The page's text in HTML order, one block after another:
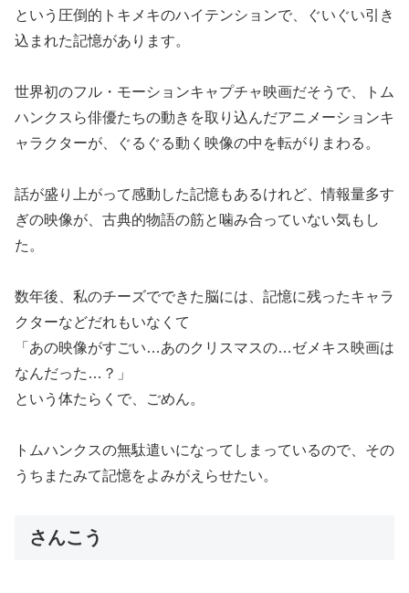
という圧倒的トキメキのハイテンションで、ぐいぐい引き
込まれた記憶があります。
世界初のフル・モーションキャプチャ映画だそうで、トム
ハンクスら俳優たちの動きを取り込んだアニメーションキ
ャラクターが、ぐるぐる動く映像の中を転がりまわる。
話が盛り上がって感動した記憶もあるけれど、情報量多す
ぎの映像が、古典的物語の筋と噛み合っていない気もし
た。
数年後、私のチーズでできた脳には、記憶に残ったキャラ
クターなどだれもいなくて
「あの映像がすごい…あのクリスマスの…ゼメキス映画は
なんだった…？」
という体たらくで、ごめん。
トムハンクスの無駄遣いになってしまっているので、その
うちまたみて記憶をよみがえらせたい。
さんこう